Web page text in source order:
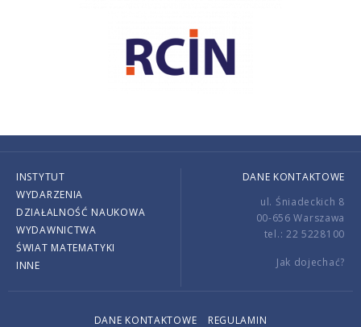
INSTYTUT
WYDARZENIA
DZIAŁALNOŚĆ NAUKOWA
WYDAWNICTWA
ŚWIAT MATEMATYKI
INNE
DANE KONTAKTOWE
ul. Śniadeckich 8
00-656 Warszawa
tel.: 22 5228100
Jak dojechać?
DANE KONTAKTOWE REGULAMIN